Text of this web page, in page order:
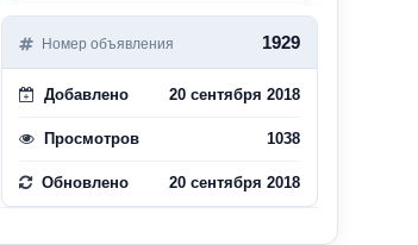
Номер объявления 1929
Добавлено 20 сентября 2018
Просмотров 1038
Обновлено 20 сентября 2018